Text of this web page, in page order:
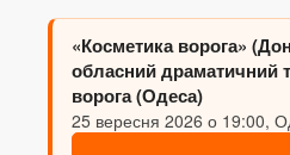
«Косметика ворога»
обласний драматичний
ворога (Одеса)
25 вересня 2026 о 19:00,